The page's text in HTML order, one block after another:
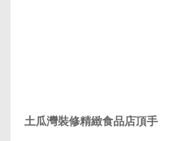
土瓜灣裝修精緻食品店頂手